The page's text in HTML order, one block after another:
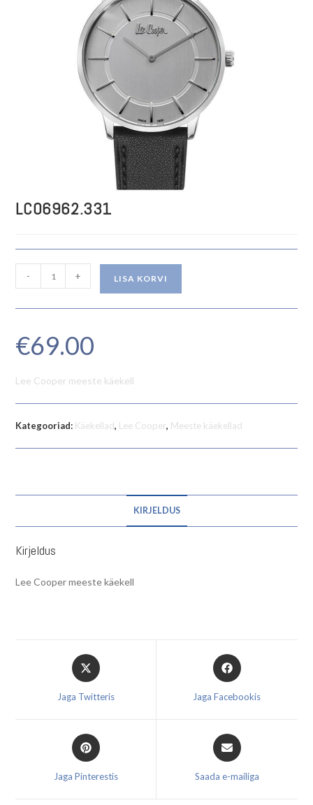
LC06962.331
LC06962.331
kogus
- + LISA KORVI
€69.00
Lee Cooper meeste käekell
Kategooriad: Käekellad, Lee Cooper, Meeste käekellad
KIRJELDUS
Kirjeldus
Lee Cooper meeste käekell
Opens
in
new
Jaga Twitteris
Opens
in
Jaga Facebookis
Opens
in
Jaga Pinterestis
Opens
in
Saada e-mailiga